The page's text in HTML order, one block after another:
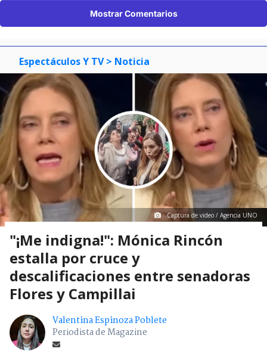
Suscríbete en:
Suscríbete en:
Mostrar Comentarios
Espectáculos Y TV > Noticia